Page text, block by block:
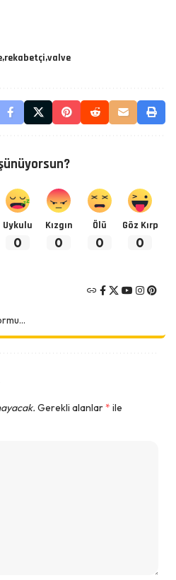
rekabetçi valve
Uykulu
0
Kızgın
0
Ölü
0
Göz Kırp
0
Gerekli alanlar* ile